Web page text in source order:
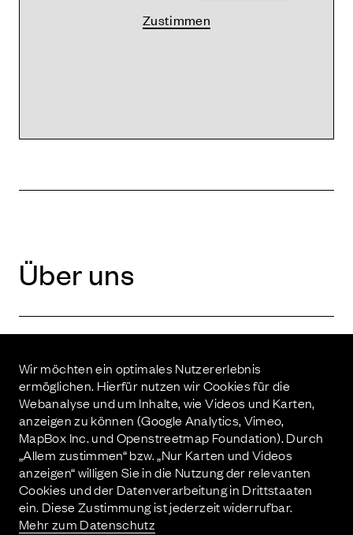
Zustimmen
Über uns
Invest­ment
Wir möchten ein optimales Nutzererlebnis
ermöglichen. Hierfür nutzen wir Cookies für die
Webanalyse und um Inhalte, wie Videos und Karten,
anzeigen zu können (Google Analytics, Vimeo,
MapBox Inc. und Openstreetmap Foundation). Durch
„Allem zustimmen“ bzw. „Nur Karten und Videos
anzeigen“ willigen Sie in die Nutzung der relevanten
Cookies und der Datenverarbeitung in Drittstaaten
ein. Diese Zustimmung ist jederzeit widerrufbar.
Mehr zum Datenschutz
Kontakt
Imprint